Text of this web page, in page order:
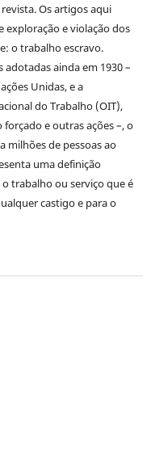
Os artigos aqui
exploração e violação dos
o trabalho escravo.
adotadas ainda em 1930 –
Unidas, e a
do Trabalho (OIT),
e outras ações –, o
milhões de pessoas ao
uma definição
trabalho ou serviço que é
castigo e para o